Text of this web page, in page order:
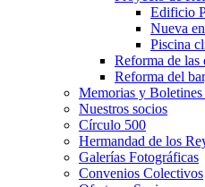
Edificio
Nueva
Piscina
Reforma de las
Reforma del
Memorias y
Nuestros socios
Círculo 500
Hermandad de los
Galerías Fotográficas
Convenios Colectivos